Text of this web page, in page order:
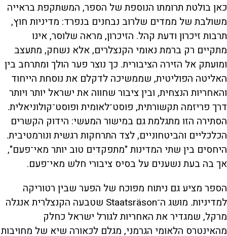
כאן בולטת תרומתו הנוספת של הספר, המשתקפת בראייה
משולבת של ממדים שלרוב נבחנים בנפרד: מדיניות חוץ,
תרבות זיכרון ודעת קהל. הזיכרון, מראה שלוסר, אינו
מתקיים רק ברמת נאומי הקנצלרים, אלא נשחק, מתעצב
ומועתק אל הזירה הציבורית. כך נוצר פער הולך ומתרחב בין
האליטה הפוליטית, שממשיכה לדקלם את נוסחת הייחוד
והאחריות הנצחית, ובין ציבור שחווה את ישראל יותר ויותר
דרך פריזמה תקשורתית, פוסט־לאומית ופוסט־קולוניאלית.
הסתירה הזו מתגלמת גם במישור המעשי: הידוק הקשרים
הכלכליים והביטחוניים, לצד התרחקות רגשית ונורמטיבית.
היחסים בין שתי המדינות "מתפקדים טוב יותר מאי־פעם",
אך בה בעת נשענים על בסיס ציבורי חלש מאי־פעם.
הספר מציע גם ניתוח מפוכח של הפער שבין רטוריקה
למדיניות. מושג ה־Staatsräson שטבעה הקנצלרית אנגלה
מרקל, שמגדיר את האחריות לגורל ישראל כחלק
מהאינטרס הלאומי הגרמני, מגלם לכאורה שיא של מחויבות